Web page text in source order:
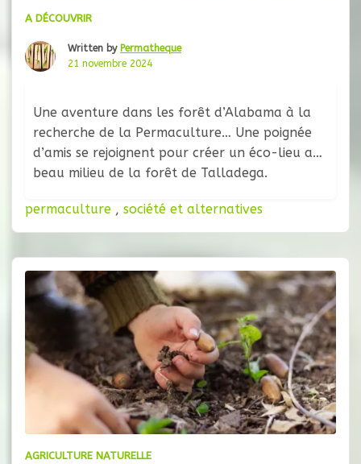
A DÉCOUVRIR
Written by Permatheque
21 novembre 2024
Une aventure dans les forêt d’Alabama à la
recherche de la Permaculture… Une poignée
d’amis se rejoignent pour créer un éco-lieu au
beau milieu de la forêt de Talladega.
permaculture , société et alternatives
AGRICULTURE NATURELLE